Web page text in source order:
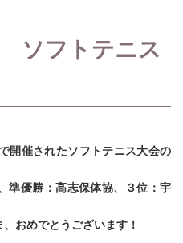
ソフトテニス
開催されたソフトテニス大会の
準優勝：高志保体協、３位：宇
おめでとうございます！